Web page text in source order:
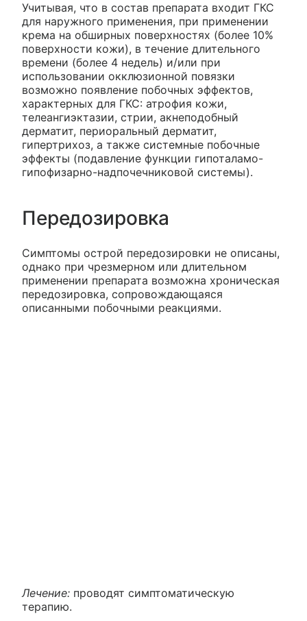
Учитывая, что в состав препарата входит ГКС
для наружного применения, при применении
крема на обширных поверхностях (более 10%
поверхности кожи), в течение длительного
времени (более 4 недель) и/или при
использовании окклюзионной повязки
возможно появление побочных эффектов,
характерных для ГКС: атрофия кожи,
телеангиэктазии, стрии, акнеподобный
дерматит, периоральный дерматит,
гипертрихоз, а также системные побочные
эффекты (подавление функции гипоталамо-
гипофизарно-надпочечниковой системы).
Передозировка
Симптомы острой передозировки не описаны,
однако при чрезмерном или длительном
применении препарата возможна хроническая
передозировка, сопровождающаяся
описанными побочными реакциями.
Лечение: проводят симптоматическую
терапию.